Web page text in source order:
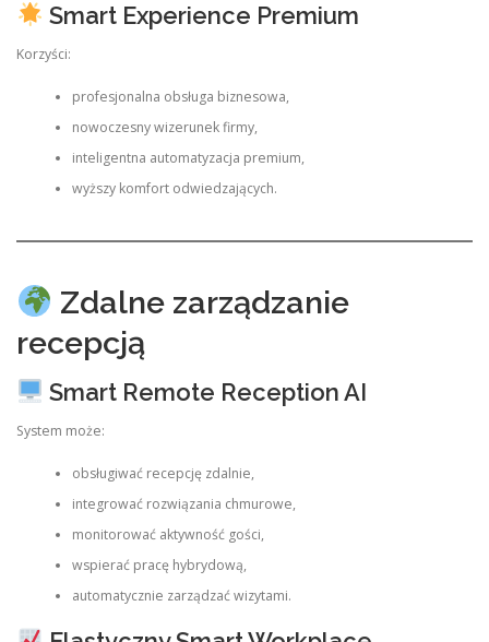
Smart Experience Premium
Korzyści:
profesjonalna obsługa biznesowa,
nowoczesny wizerunek firmy,
inteligentna automatyzacja premium,
wyższy komfort odwiedzających.
Zdalne zarządzanie
recepcją
Smart Remote Reception AI
System może:
obsługiwać recepcję zdalnie,
integrować rozwiązania chmurowe,
monitorować aktywność gości,
wspierać pracę hybrydową,
automatycznie zarządzać wizytami.